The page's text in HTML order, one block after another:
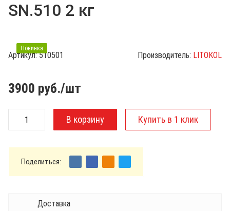
а
у
SN.510 2 кг
Новинка
Артикул:510501 Производитель: LITOKOL
3900 руб./шт
Поделиться:
Доставка